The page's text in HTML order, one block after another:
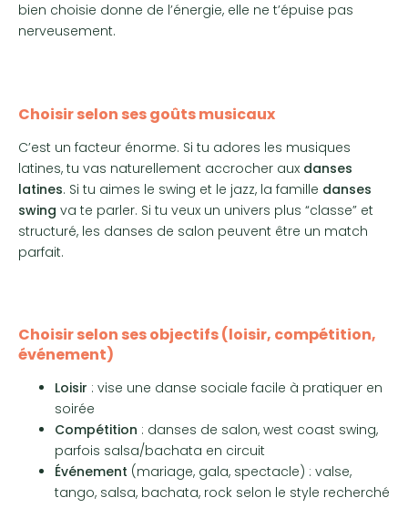
bien choisie donne de l’énergie, elle ne t’épuise pas
nerveusement.
Choisir selon ses goûts musicaux
C’est un facteur énorme. Si tu adores les musiques
latines, tu vas naturellement accrocher aux danses
latines. Si tu aimes le swing et le jazz, la famille danses
swing va te parler. Si tu veux un univers plus “classe” et
structuré, les danses de salon peuvent être un match
parfait.
Choisir selon ses objectifs (loisir, compétition,
événement)
Loisir : vise une danse sociale facile à pratiquer en
soirée
Compétition : danses de salon, west coast swing,
parfois salsa/bachata en circuit
Événement (mariage, gala, spectacle) : valse,
tango, salsa, bachata, rock selon le style recherché